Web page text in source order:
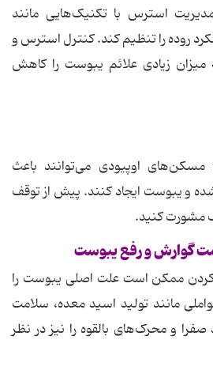
استرس با تکنیک‌هایی مانند
روده را تنظیم کند. کنترل استرس و
زیادی علائم یبوست را کاهش
مسکن‌های اوپیودی می‌توانند باعث
و یبوست ایجاد کنند. پیش از توقف
مشورت کنید.
گوارش و رفع یبوست
ممکن است علت اصلی یبوست را
مانند تولید اسید معده، سلامت
صفرا و محرک‌های بالقوه را نیز در نظر